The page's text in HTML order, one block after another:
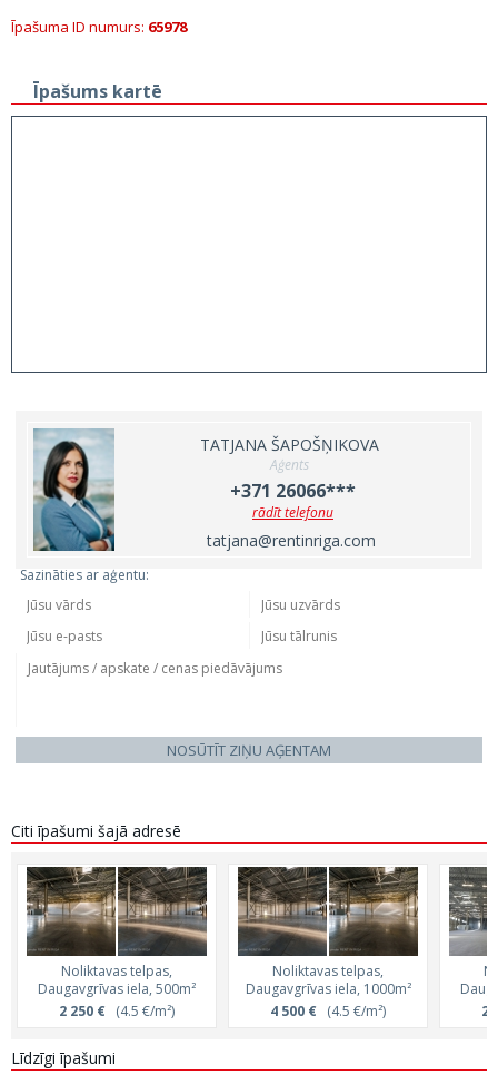
Īpašuma ID numurs: 65978
Īpašums kartē
TATJANA ŠAPOŠŅIKOVA
Aģents
+371 26066***
rādīt telefonu
tatjana@rentinriga.com
Sazināties ar aģentu:
NOSŪTĪT ZIŅU AĢENTAM
Citi īpašumi šajā adresē
Noliktavas telpas,
Daugavgrīvas iela, 500m²
2 250 € (4.5 €/m²)
Noliktavas telpas,
Daugavgrīvas iela, 1000m²
4 500 € (4.5 €/m²)
2
Līdzīgi īpašumi